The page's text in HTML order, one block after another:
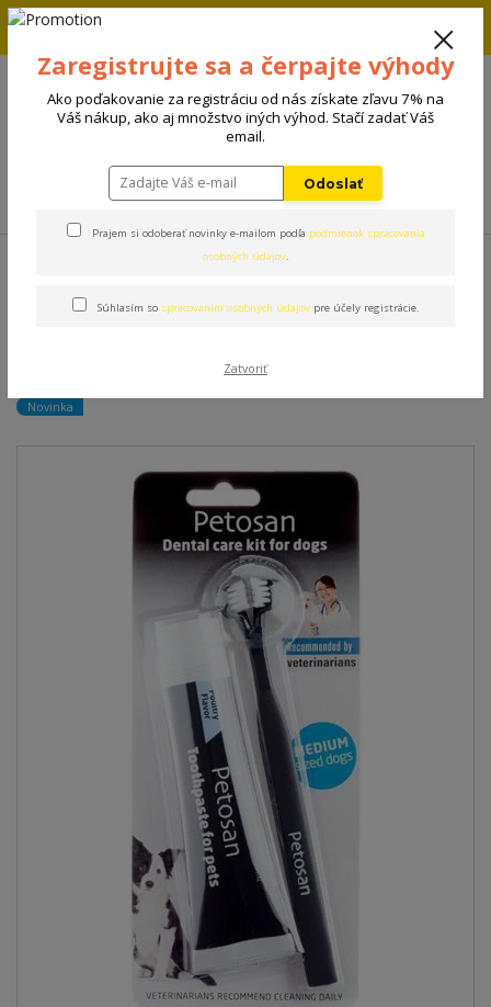
Zľava 5% na prvú objednávku. Zadaj kód FIRST5 a zľava sa
+421 908 198 133 (Po-Pia, 8-15 hod.)
Petosan súprava pre dentálnu hygienu Medium
dentálnu hygienu Medium
Novinka
Zaregistrujte sa a čerpajte výhody
Ako poďakovanie za registráciu od nás získate zľavu 7% na
Váš nákup, ako aj množstvo iných výhod. Stačí zadať Váš
email.
Odoslať
Prajem si odoberať novinky e-mailom podľa podmienok spracovania
osobných údajov.
Súhlasím so spracovaním osobných údajovpre účely registrácie.
Zatvoriť